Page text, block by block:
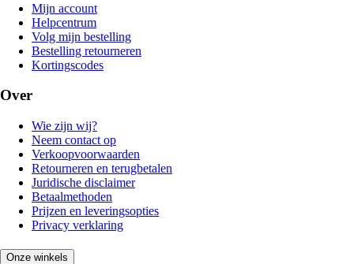
Mijn account
Helpcentrum
Volg mijn bestelling
Bestelling retourneren
Kortingscodes
Over
Wie zijn wij?
Neem contact op
Verkoopvoorwaarden
Retourneren en terugbetalen
Juridische disclaimer
Betaalmethoden
Prijzen en leveringsopties
Privacy verklaring
Onze winkels